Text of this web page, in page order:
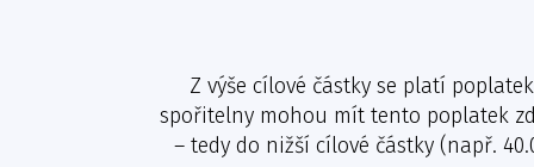
Z výše cílové částky se platí
spořitelny mohou mít tento poplatek
– tedy do nižší cílové částky (např.